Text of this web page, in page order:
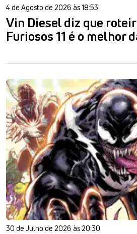
4 de Agosto de 2026 às 18:53
Vin Diesel diz que
Furiosos 11 é o melhor
30 de Julho de 2026 às 20:30